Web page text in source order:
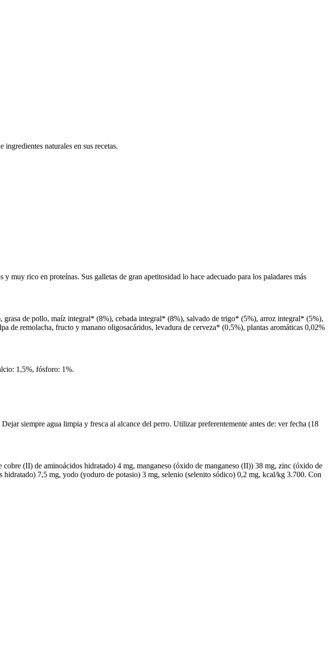
naturales en sus recetas.
muy rico en proteínas. Sus galletas de gran apetitosidad lo hace adecuado para los paladares más
de pollo, maíz integral* (8%), cebada integral* (8%), salvado de trigo* (5%), arroz integral* (5%),
remolacha, fructo y manano oligosacáridos, levadura de cerveza* (0,5%), plantas aromáticas 0,02%
1,5%, fósforo: 1%.
siempre agua limpia y fresca al alcance del perro. Utilizar preferentemente antes de: ver fecha (18
(II) de aminoácidos hidratado) 4 mg, manganeso (óxido de manganeso (II)) 38 mg, zinc (óxido de
7,5 mg, yodo (yoduro de potasio) 3 mg, selenio (selenito sódico) 0,2 mg, kcal/kg 3.700. Con